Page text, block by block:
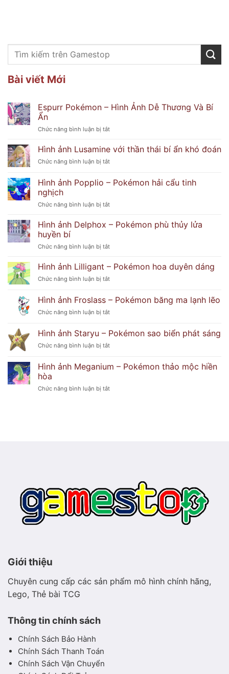
Bài viết Mới
Espurr Pokémon – Hình Ảnh Dễ Thương Và Bí
Ẩn
Chức năng bình luận bị tắtở
Pokémon
Hình
Dễ
Bí
Hình ảnh Lusamine với thần thái bí ẩn khó đoán
Chức năng bình luận bị tắtở
ảnh
Lusamine
thần
đoán
Hình ảnh Popplio – Pokémon hải cẩu tinh
nghịch
Chức năng bình luận bị tắtở
ảnh
Popplio
Pokémon
cẩu
nghịch
Hình ảnh Delphox – Pokémon phù thủy lửa
huyền bí
Chức năng bình luận bị tắtở
ảnh
Delphox
–
phù
lửa
bí
Hình ảnh Lilligant – Pokémon hoa duyên dáng
Chức năng bình luận bị tắtở
ảnh
Lilligant
–
hoa
dáng
Hình ảnh Froslass – Pokémon băng ma lạnh lẽo
Chức năng bình luận bị tắtở
ảnh
Froslass
–
băng
lẽo
Hình ảnh Staryu – Pokémon sao biển phát sáng
Chức năng bình luận bị tắtở
Staryu
Pokémon
Hình ảnh Meganium – Pokémon thảo mộc hiền
hòa
Chức năng bình luận bị tắtở
Giới thiệu
Chuyên cung cấp các sản phẩm mô hình chính hãng,
Lego, Thẻ bài TCG
Thông tin chính sách
Chính Sách Bảo Hành
Chính Sách Thanh Toán
Chính Sách Vận Chuyển